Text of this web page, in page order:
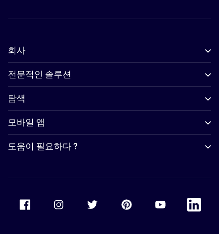
회사
전문적인 솔루션
탐색
모바일 앱
도움이 필요하다 ?
Accor Facebook Accor TwitterAccor PinterestAccor Youtube
Accor